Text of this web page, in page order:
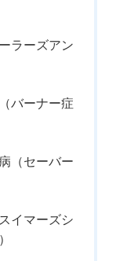
ラーズアン
バーナー症
（セーバー
イマーズシ